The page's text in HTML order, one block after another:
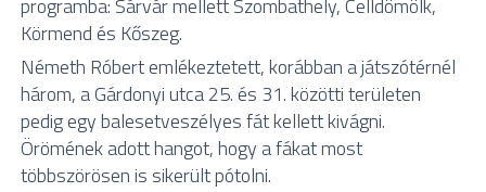
programba: Sárvár mellett Szombathely, Celldömölk,
Körmend és Kőszeg.
Németh Róbert emlékeztetett, korábban a játszótérnél
három, a Gárdonyi utca 25. és 31. közötti területen
pedig egy balesetveszélyes fát kellett kivágni.
Örömének adott hangot, hogy a fákat most
többszörösen is sikerült pótolni.